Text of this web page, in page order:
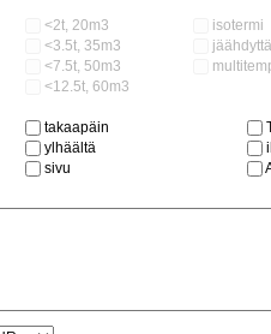
<2t, 20m3
<3.5t, 35m3
<7.5t, 50m3
<12.5t, 60m3
isotermi
takaapäin
ylhäältä
sivu